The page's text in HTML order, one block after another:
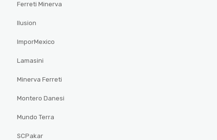
Ferreti Minerva
Ilusion
ImporMexico
Lamasini
Minerva Ferreti
Montero Danesi
Mundo Terra
SCPakar